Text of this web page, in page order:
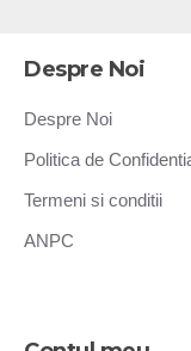
Despre Noi
Despre Noi
Politica de
Termeni si conditii
ANPC